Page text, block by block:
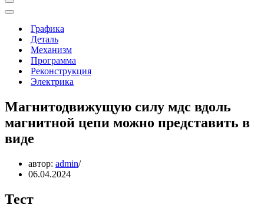
Меню
навигации
Меню
навигацииГрафика
Деталь
Механизм
Программа
Реконструкция
Электрика
Магнитодвижущую силу мдс вдоль
магнитной цепи можно представить в
виде
автор: admin
06.04.2024
Тест